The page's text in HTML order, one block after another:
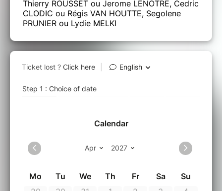
Thierry ROUSSET ou Jerome LENOTRE, Cedric
CLODIC ou Régis VAN HOUTTE, Segolene
PRUNIER ou Lydie MELKI